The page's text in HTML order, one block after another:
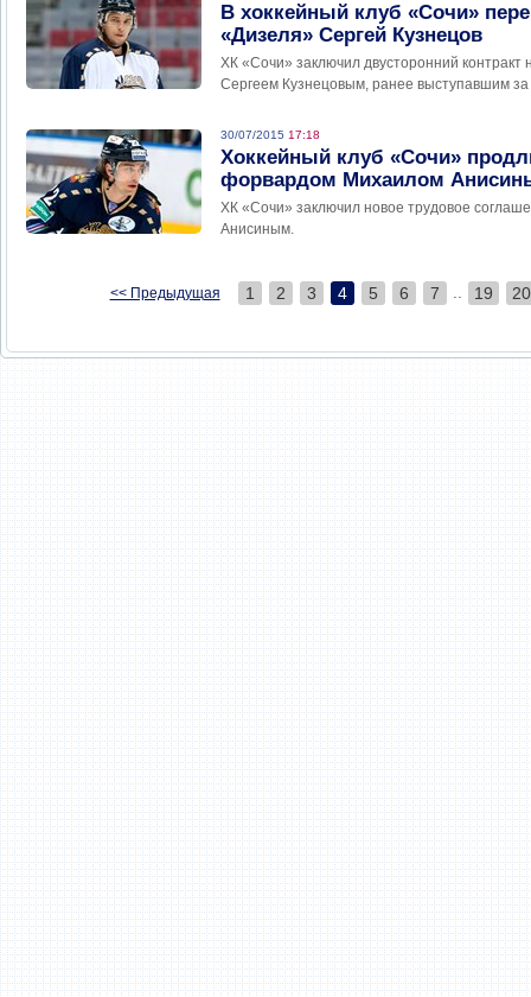
В хоккейный клуб «Сочи»
«Дизеля» Сергей Кузнецов
ХК «Сочи» заключил двусторонний контракт
Сергеем Кузнецовым, ранее выступавшим за
30/07/2015 17:18
Хоккейный клуб «Сочи»
форвардом Михаилом
ХК «Сочи» заключил новое трудовое
Анисиным.
<< Предыдущая 1 2 3 4 5 6 7 19 20